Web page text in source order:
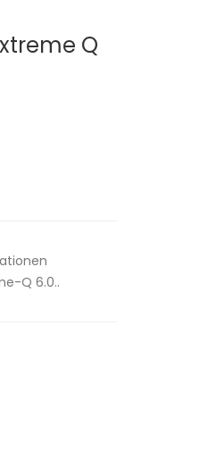
Q
Q 6.0..